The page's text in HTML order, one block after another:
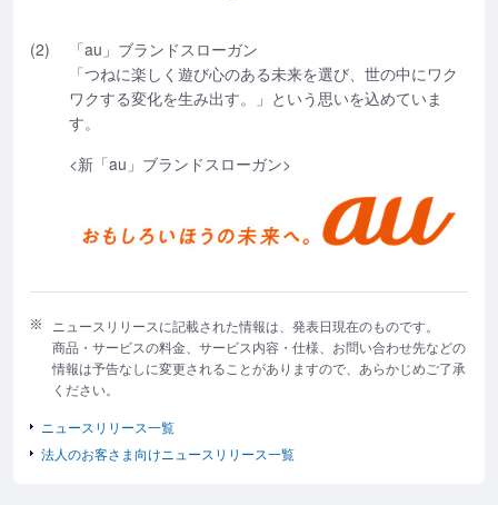
(2)
「au」ブランドスローガン
「つねに楽しく遊び心のある未来を選び、世の中にワク
ワクする変化を生み出す。」という思いを込めていま
す。
<新「au」ブランドスローガン>
ニュースリリースに記載された情報は、発表日現在のものです。
商品・サービスの料金、サービス内容・仕様、お問い合わせ先などの
情報は予告なしに変更されることがありますので、あらかじめご了承
ください。
ニュースリリース一覧
法人のお客さま向けニュースリリース一覧